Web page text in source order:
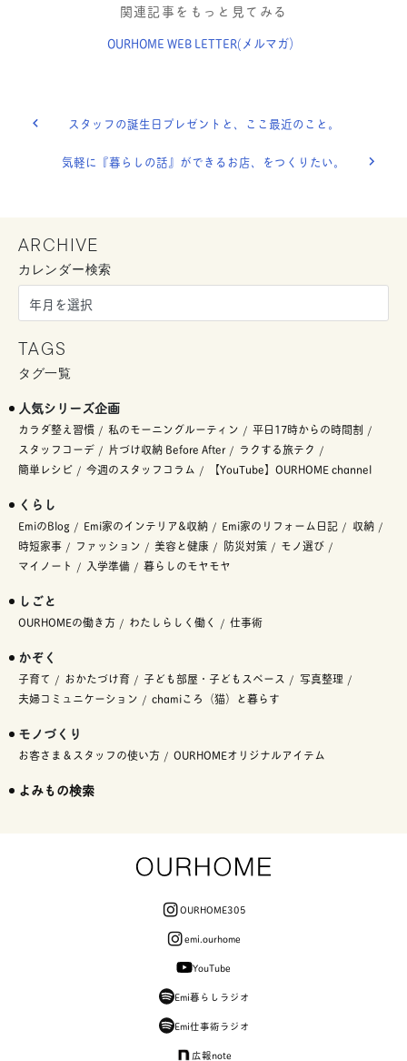
関連記事をもっと見てみる
OURHOME WEB LETTER(メルマガ）
スタッフの誕生日プレゼントと、ここ最近のこと。
気軽に『暮らしの話』ができるお店、をつくりたい。
ARCHIVE
カレンダー検索
TAGS
タグ一覧
人気シリーズ企画
カラダ整え習慣 私のモーニングルーティン
平日17時からの時間割
スタッフコーデ
片づけ収納 Before After
ラクする旅テク
簡単レシピ
今週のスタッフコラム 【YouTube】OURHOME channel
くらし
EmiのBlog Emi家のインテリア&収納 Emi家のリフォーム日記
収納
時短家事
ファッション 美容と健康 防災対策
モノ選び
マイノート
入学準備 暮らしのモヤモヤ
しごと
OURHOMEの働き方 わたしらしく働く 仕事術
かぞく
子育て おかたづけ育 子ども部屋・子どもスペース
写真整理
夫婦コミュニケーション
chamiころ（猫）と暮らす
モノづくり
お客さま＆スタッフの使い方 OURHOMEオリジナルアイテム
よみもの検索
OURHOME305
emi.ourhome
YouTube
Emi暮らしラジオ
Emi仕事術ラジオ
広報note